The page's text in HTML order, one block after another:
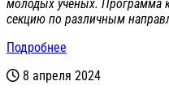
молодых ученых. Программа
секцию по различным
Подробнее
8 апреля 2024